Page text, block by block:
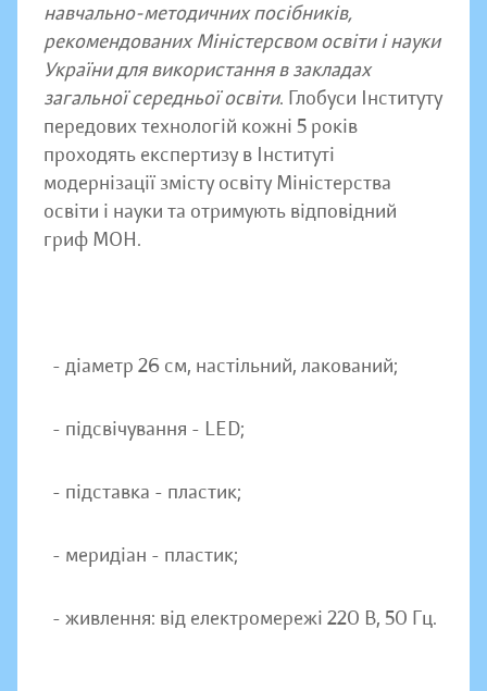
навчально-методичних посібників,
рекомендованих Міністерсвом освіти і науки
Українидля використання в закладах
загальної середньої освіти. Глобуси Інституту
передових технологій кожні 5 років
проходять експертизу в Інституті
модернізації змісту освіту Міністерства
освіти і науки та отримують відповідний
гриф МОН.
- діаметр 26 см, настільний, лакований;
- підсвічування - LED;
- підставка - пластик;
- меридіан - пластик;
- живлення: від електромережі 220 В, 50 Гц.